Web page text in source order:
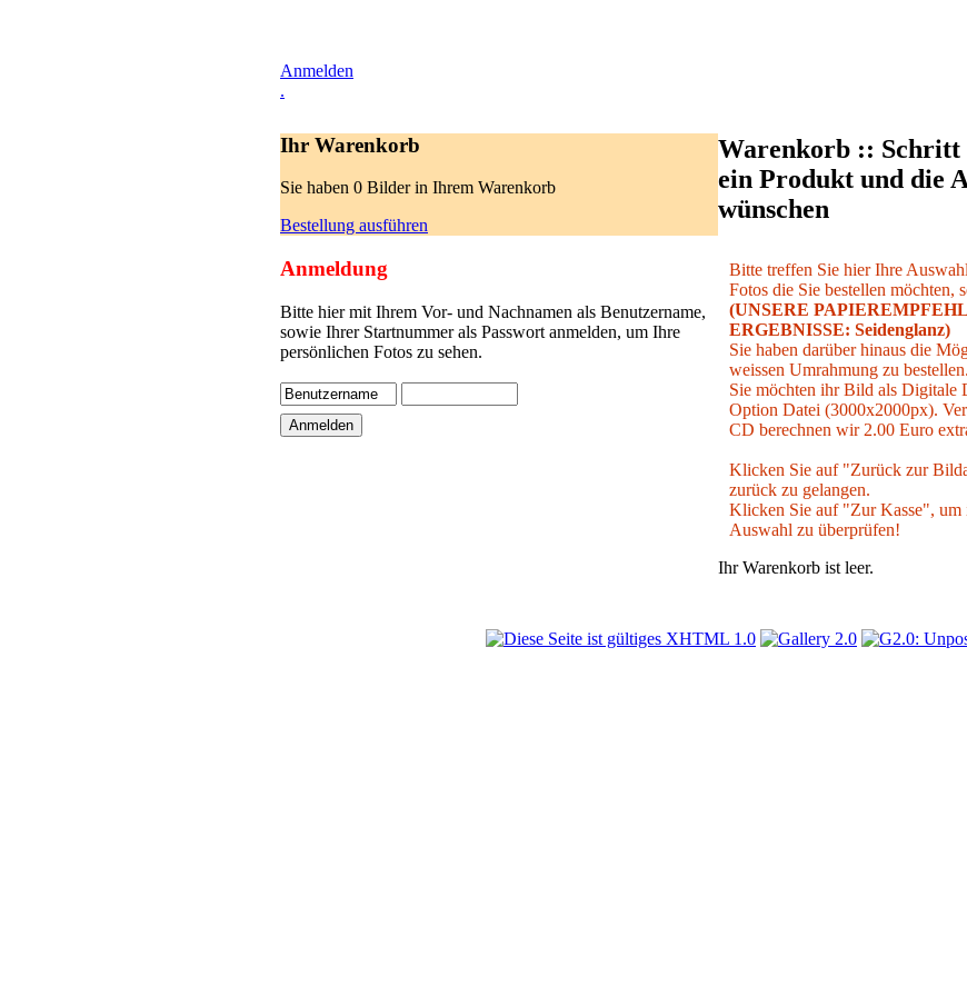
Anmelden
.
Ihr Warenkorb
Sie haben 0 Bilder in Ihrem Warenkorb
Bestellung ausführen
Anmeldung
Bitte hier mit Ihrem Vor- und Nachnamen als Benutzername,
sowie Ihrer Startnummer als Passwort anmelden, um Ihre
persönlichen Fotos zu sehen.
Warenkorb :: Schritt
ein Produkt und die
wünschen
Bitte treffen Sie hier Ihre
Fotos die Sie bestellen möchten,
(UNSERE
ERGEBNISSE: Seidenglanz)
Sie haben darüber hinaus die
weissen Umrahmung zu bestellen.
Sie möchten ihr Bild als Digitale
Option Datei (3000x2000px).
CD berechnen wir 2.00 Euro
Klicken Sie auf "Zurück zur
zurück zu gelangen.
Klicken Sie auf "Zur Kasse", um
Auswahl zu überprüfen!
Ihr Warenkorb ist leer.